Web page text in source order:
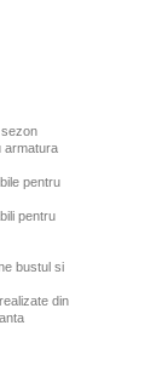
armatura
pentru
pentru
bustul si
din